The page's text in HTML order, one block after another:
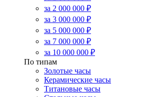
за 2 000 000 ₽
за 3 000 000 ₽
за 5 000 000 ₽
за 7 000 000 ₽
за 10 000 000 ₽
По типам
Золотые часы
Керамические часы
Титановые часы